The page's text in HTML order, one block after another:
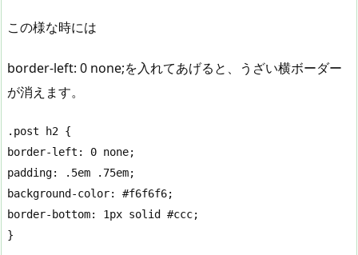
この様な時には
border-left: 0 none;を入れてあげると、うざい横ボーダー
が消えます。
.post h2 {
border-left: 0 none;
padding: .5em .75em;
background-color: #f6f6f6;
border-bottom: 1px solid #ccc;
}